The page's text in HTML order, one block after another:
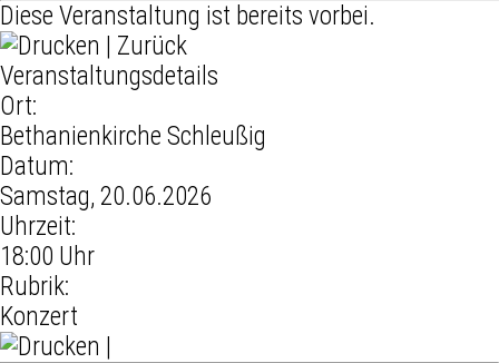
Diese Veranstaltung ist bereits vorbei.
Zurück
Veranstaltungsdetails
Ort:
Bethanienkirche Schleußig
Datum:
Samstag, 20.06.2026
Uhrzeit:
18:00 Uhr
Rubrik:
Konzert